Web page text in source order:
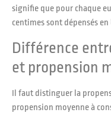
signifie que pour chaque
centimes sont dépensés
Différence
et propension
Il faut distinguer la
propension moyenne à